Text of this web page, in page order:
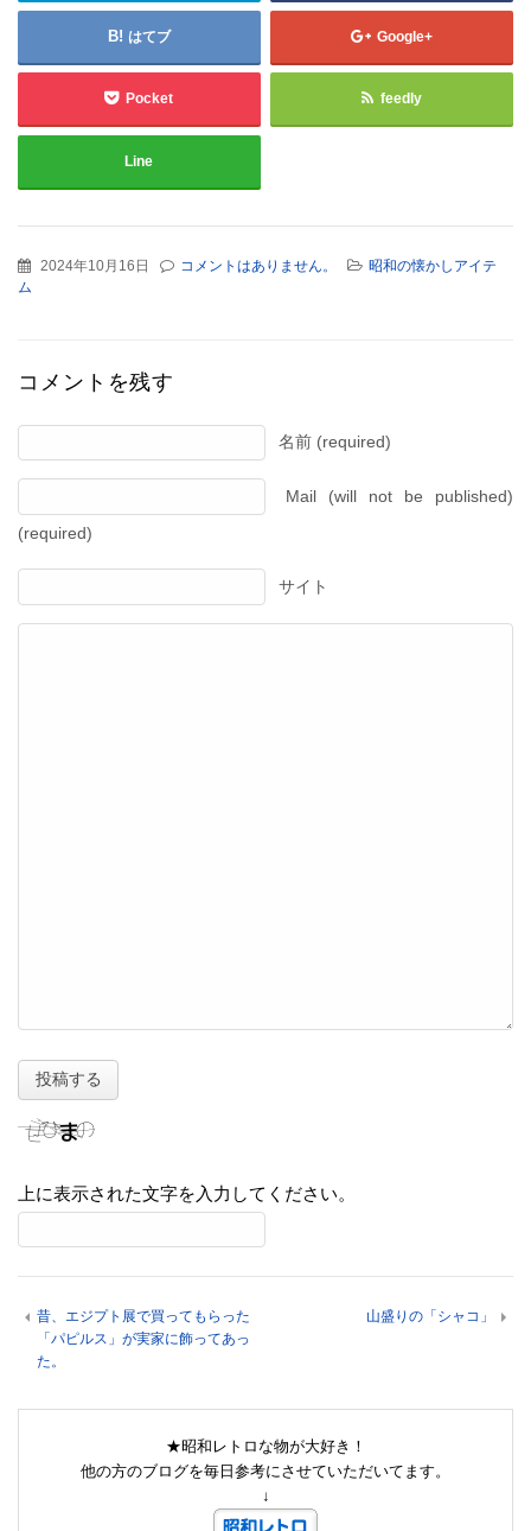
はてブ Google+
Pocket feedly
Line
2024年10月16日 コメントはありません。
昭和の懐かしアイテ
ム
コメントを残す
名前 (required)
Mail (will not be published)
(required)
サイト
上に表示された文字を入力してください。
昔、エジプト展で買ってもらった
「パピルス」が実家に飾ってあっ
た。
山盛りの「シャコ」
★昭和レトロな物が大好き！
他の方のブログを毎日参考にさせていただいてます。
↓